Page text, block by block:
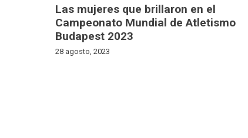
Las mujeres que brillaron en el
Campeonato Mundial de Atletismo
Budapest 2023
28 agosto, 2023